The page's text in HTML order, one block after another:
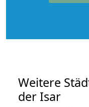
Weitere
der Isar